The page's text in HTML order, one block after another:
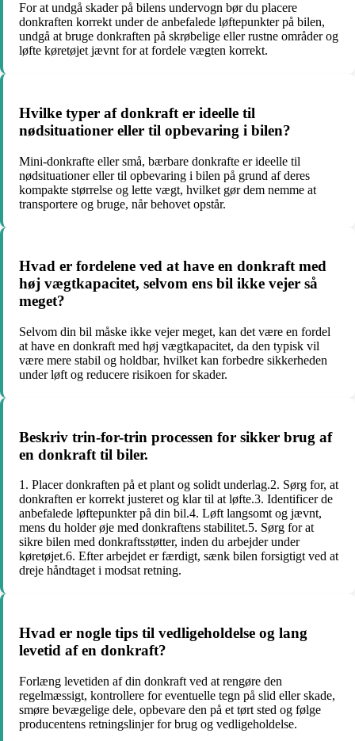
For at undgå skader på bilens undervogn bør du placere
donkraften korrekt under de anbefalede løftepunkter på bilen,
undgå at bruge donkraften på skrøbelige eller rustne områder og
løfte køretøjet jævnt for at fordele vægten korrekt.
Hvilke typer af donkraft er ideelle til
nødsituationer eller til opbevaring i bilen?
Mini-donkrafte eller små, bærbare donkrafte er ideelle til
nødsituationer eller til opbevaring i bilen på grund af deres
kompakte størrelse og lette vægt, hvilket gør dem nemme at
transportere og bruge, når behovet opstår.
Hvad er fordelene ved at have en donkraft med
høj vægtkapacitet, selvom ens bil ikke vejer så
meget?
Selvom din bil måske ikke vejer meget, kan det være en fordel
at have en donkraft med høj vægtkapacitet, da den typisk vil
være mere stabil og holdbar, hvilket kan forbedre sikkerheden
under løft og reducere risikoen for skader.
Beskriv trin-for-trin processen for sikker brug af
en donkraft til biler.
1. Placer donkraften på et plant og solidt underlag.2. Sørg for, at
donkraften er korrekt justeret og klar til at løfte.3. Identificer de
anbefalede løftepunkter på din bil.4. Løft langsomt og jævnt,
mens du holder øje med donkraftens stabilitet.5. Sørg for at
sikre bilen med donkraftsstøtter, inden du arbejder under
køretøjet.6. Efter arbejdet er færdigt, sænk bilen forsigtigt ved at
dreje håndtaget i modsat retning.
Hvad er nogle tips til vedligeholdelse og lang
levetid af en donkraft?
Forlæng levetiden af din donkraft ved at rengøre den
regelmæssigt, kontrollere for eventuelle tegn på slid eller skade,
smøre bevægelige dele, opbevare den på et tørt sted og følge
producentens retningslinjer for brug og vedligeholdelse.